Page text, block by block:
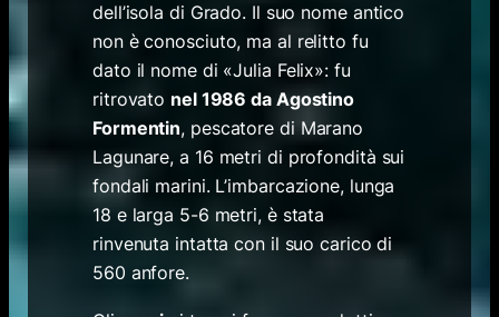
dell’isola di Grado. Il suo nome antico
non è conosciuto, ma al relitto fu
dato il nome di «Julia Felix»: fu
ritrovato nel 1986 da Agostino
Formentin, pescatore di Marano
Lagunare, a 16 metri di profondità sui
fondali marini. L’imbarcazione, lunga
18 e larga 5-6 metri, è stata
rinvenuta intatta con il suo carico di
560 anfore.